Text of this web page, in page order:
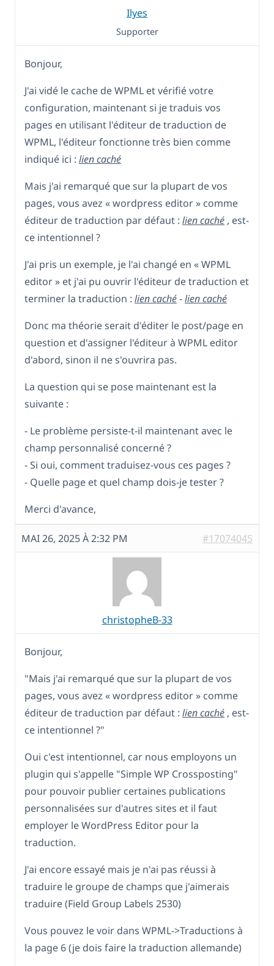
Ilyes
Supporter
Bonjour,
J'ai vidé le cache de WPML et vérifié votre
configuration, maintenant si je traduis vos
pages en utilisant l'éditeur de traduction de
WPML, l'éditeur fonctionne très bien comme
indiqué ici : lien caché
Mais j'ai remarqué que sur la plupart de vos
pages, vous avez « wordpress editor » comme
éditeur de traduction par défaut : lien caché , est-
ce intentionnel ?
J'ai pris un exemple, je l'ai changé en « WPML
editor » et j'ai pu ouvrir l'éditeur de traduction et
terminer la traduction : lien caché-lien caché
Donc ma théorie serait d'éditer le post/page en
question et d'assigner l'éditeur à WPML editor
d'abord, sinon il ne s'ouvrira pas.
La question qui se pose maintenant est la
suivante :
- Le problème persiste-t-il maintenant avec le
champ personnalisé concerné ?
- Si oui, comment traduisez-vous ces pages ?
- Quelle page et quel champ dois-je tester ?
Merci d'avance,
MAI 26, 2025 À 2:32 PM #17074045
christopheB-33
Bonjour,
"Mais j'ai remarqué que sur la plupart de vos
pages, vous avez « wordpress editor » comme
éditeur de traduction par défaut : lien caché , est-
ce intentionnel ?"
Oui c'est intentionnel, car nous employons un
plugin qui s'appelle "Simple WP Crossposting"
pour pouvoir publier certaines publications
personnalisées sur d'autres sites et il faut
employer le WordPress Editor pour la
traduction.
J'ai encore essayé mais je n'ai pas réussi à
traduire le groupe de champs que j'aimerais
traduire (Field Group Labels 2530)
Vous pouvez le voir dans WPML->Traductions à
la page 6 (je dois faire la traduction allemande)